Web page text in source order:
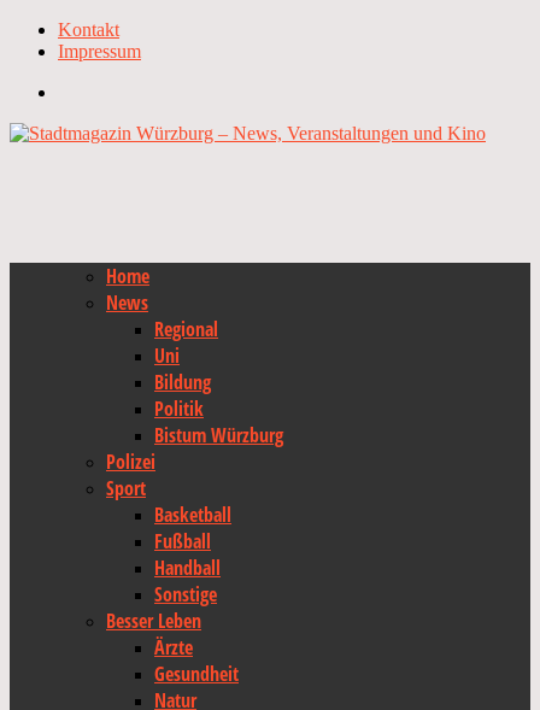
Kontakt
Impressum
Home
News
Regional
Uni
Bildung
Politik
Bistum Würzburg
Polizei
Sport
Basketball
Fußball
Handball
Sonstige
Besser Leben
Ärzte
Gesundheit
Natur